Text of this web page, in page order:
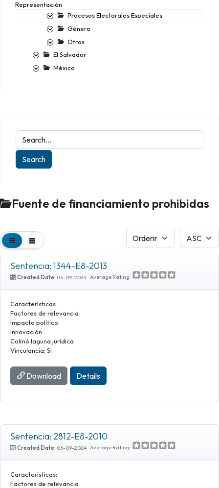
Representación
Procesos Electorales Especiales
Género
Otros
El Salvador
México
Fuente de financiamiento prohibidas
Sentencia: 1344-E8-2013
Created Date: 06-09-2024 Average Rating:
Características:
Factores de relevancia
Impacto político
Innovación
Colmó laguna jurídica
Vinculancia: Si
Download Details
Sentencia: 2812-E8-2010
Created Date: 06-09-2024 Average Rating:
Características:
Factores de relevancia